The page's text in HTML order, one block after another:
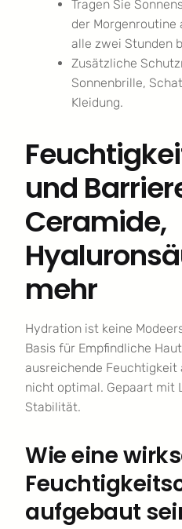
Tragen Sie
der Morgenroutine
alle zwei Stunden
Zusätzliche
Sonnenbrille,
Kleidung.
und
Ceramide,
mehr
Hydration ist keine
Basis für Empfindliche
ausreichende
nicht optimal. Gepaart mit
Stabilität.
Wie eine
aufgebaut